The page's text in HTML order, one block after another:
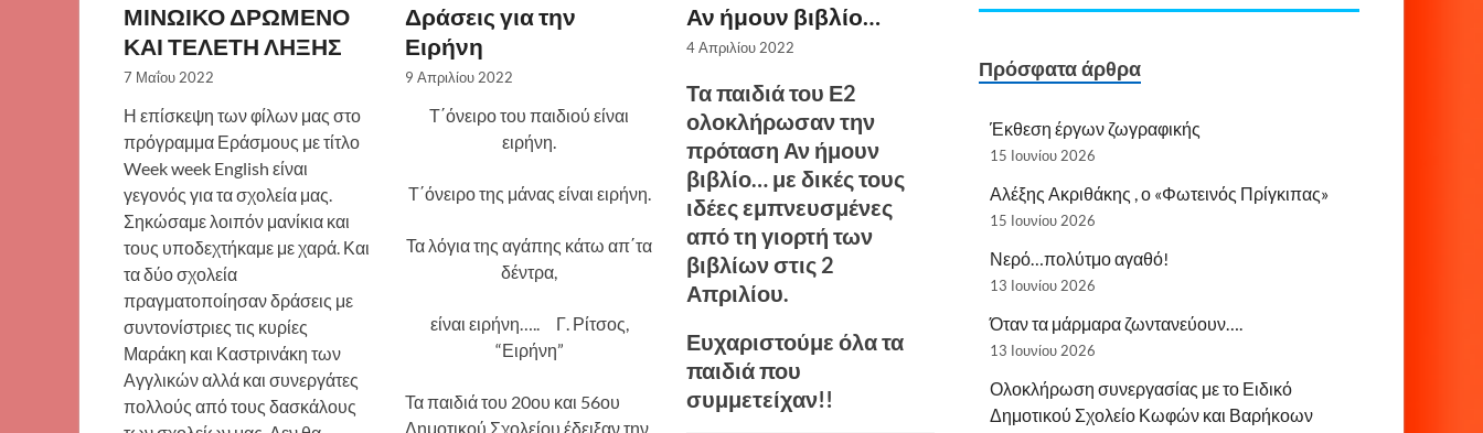
ΜΙΝΩΙΚΟ ΔΡΩΜΕΝΟ
ΚΑΙ ΤΕΛΕΤΗ ΛΗΞΗΣ
7 Μαΐου 2022
Η επίσκεψη των φίλων μας στο
πρόγραμμα Εράσμους με τίτλο
Week week English είναι
γεγονός για τα σχολεία μας.
Σηκώσαμε λοιπόν μανίκια και
τους υποδεχτήκαμε με χαρά. Και
τα δύο σχολεία
πραγματοποίησαν δράσεις με
συντονίστριες τις κυρίες
Μαράκη και Καστρινάκη των
Αγγλικών αλλά και συνεργάτες
πολλούς από τους δασκάλους
Δράσεις για την
Ειρήνη
9 Απριλίου 2022
Τ΄όνειρο του παιδιού είναι
ειρήνη.
Τ΄όνειρο της μάνας είναι ειρήνη.
Τα λόγια της αγάπης κάτω απ΄τα
δέντρα,
είναι ειρήνη….. Γ. Ρίτσος,
“Ειρήνη”
Τα παιδιά του 20ου και 56ου
Δημοτικού Σχολείου έδειξαν την
Αν ήμουν βιβλίο…
4 Απριλίου 2022
Τα παιδιά του Ε2
ολοκλήρωσαν την
πρόταση Αν ήμουν
βιβλίο… με δικές τους
ιδέες εμπνευσμένες
από τη γιορτή των
βιβλίων στις 2
Απριλίου.
Ευχαριστούμε όλα τα
παιδιά που
συμμετείχαν!!
Πρόσφατα άρθρα
Έκθεση έργων ζωγραφικής
15 Ιουνίου 2026
Αλέξης Ακριθάκης , ο «Φωτεινός Πρίγκιπας»
15 Ιουνίου 2026
Νερό…πολύτμο αγαθό!
13 Ιουνίου 2026
Όταν τα μάρμαρα ζωντανεύουν….
13 Ιουνίου 2026
Ολοκλήρωση συνεργασίας με το Ειδικό
Δημοτικού Σχολείο Κωφών και Βαρήκοων